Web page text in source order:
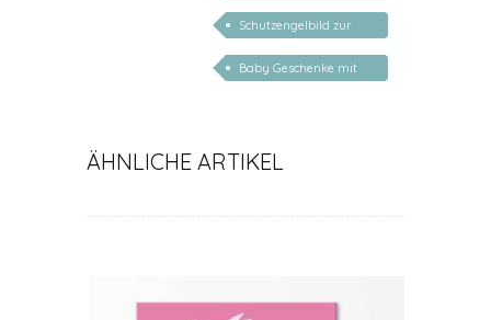
kinder
Schutzengelbild zur
Geburt
Baby Geschenke mit
ÄHNLICHE ARTIKEL